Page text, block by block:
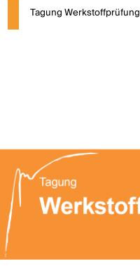
Tagung Werkstoffprüfung